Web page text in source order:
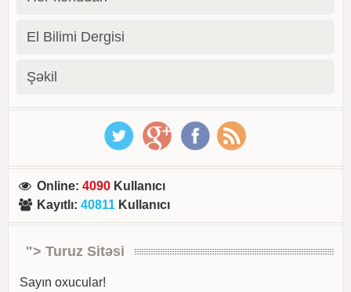
El Bilimi Dergisi
Şəkil
Online:4090 Kullanıcı
Kayıtlı:40811 Kullanıcı
"> Turuz Sitəsi
Sayın oxucular!